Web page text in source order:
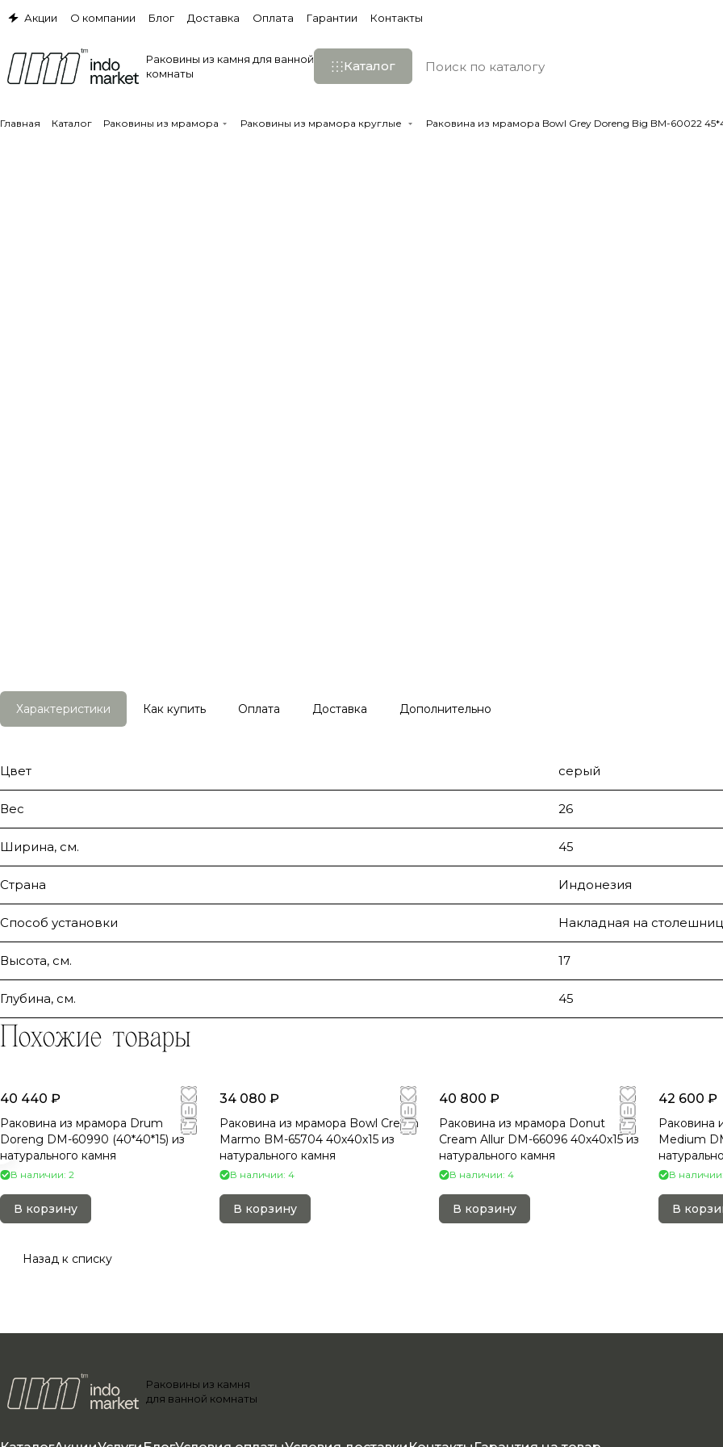
Акции О компании Блог Доставка Оплата Гарантии Контакты
Раковины из камня для ванной
комнаты
Каталог
Главная Каталог Раковины из мрамора Раковины из мрамора круглые Раковина из мрамора Bowl Grey Doreng Big BM-60022
Характеристики Как купить Оплата Доставка Дополнительно
Цвет серый
Вес 26
Ширина, см. 45
Страна Индонезия
Способ установки Накладная на
Высота, см. 17
Глубина, см. 45
Похожие товары
40 440 ₽
Раковина из мрамора Drum
Doreng DM-60990 (40*40*15) из
натурального камня
В наличии: 2
В корзину
34 080 ₽
Раковина из мрамора Bowl Cream
Marmo BM-65704 40х40х15 из
натурального камня
В наличии: 4
В корзину
40 800 ₽
Раковина из мрамора Donut
Cream Allur DM-66096 40х40х15 из
натурального камня
В наличии: 4
В корзину
42 600 ₽
Раковина
Medium
В
В
Назад к списку
Раковины из камня
для ванной комнаты